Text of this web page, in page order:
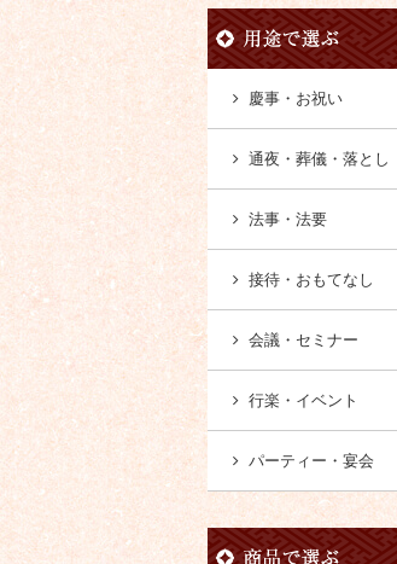
慶事・お祝い
通夜・葬儀・落とし
法事・法要
接待・おもてなし
会議・セミナー
行楽・イベント
パーティー・宴会